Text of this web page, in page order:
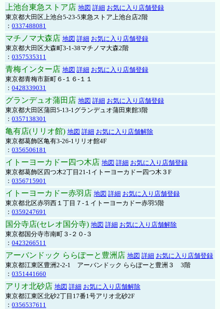
上池台東急ストア店 地図 詳細 お気に入り店舗登録
東京都大田区上池台5-23-5東急ストア上池台店2階
： 0337488081
マチノマ大森店 地図 詳細 お気に入り店舗登録
東京都大田区大森町3-1-38マチノマ大森2階
： 0357535311
青梅インター店 地図 詳細 お気に入り店舗登録
東京都青梅市新町６-１６-１１
： 0428339031
グランデュオ蒲田店 地図 詳細 お気に入り店舗登録
東京都大田区蒲田5-13-1グランデュオ蒲田東館3階
： 0357138301
亀有店(リリオ館) 地図 詳細 お気に入り店舗解除
東京都葛飾区亀有3-26-1リリオ館4F
： 0356506181
イトーヨーカドー四つ木店 地図 詳細 お気に入り店舗登録
東京都葛飾区四つ木2丁目21-1イトーヨーカドー四つ木３F
： 0356715901
イトーヨーカドー赤羽店 地図 詳細 お気に入り店舗登録
東京都北区赤羽西１丁目７-１イトーヨーカドー赤羽5階
： 0359247691
国分寺店(セレオ国分寺) 地図 詳細 お気に入り店舗解除
東京都国分寺市南町３-２０-３
： 0423266511
アーバンドック ららぽーと豊洲店 地図 詳細 お気に入り店舗登録
東京都江東区豊洲2-2-1 アーバンドック ららぽーと豊洲３ 3階
： 0351441660
アリオ北砂店 地図 詳細 お気に入り店舗解除
東京都江東区北砂2丁目17番1号アリオ北砂2F
： 0356537611